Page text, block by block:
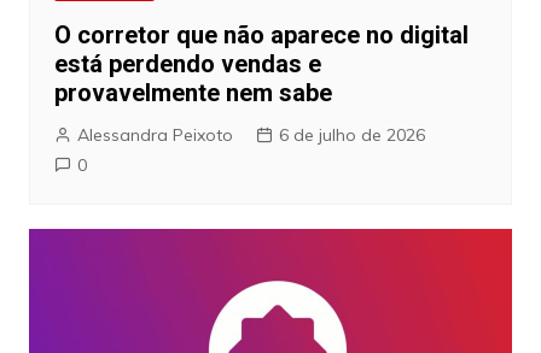
O corretor que não aparece no digital
está perdendo vendas e
provavelmente nem sabe
Alessandra Peixoto
6 de julho de 2026
0